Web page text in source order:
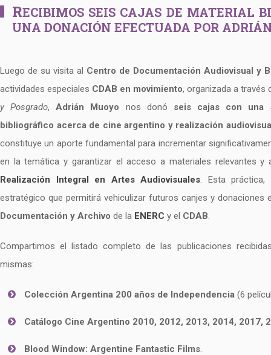
RECIBIMOS SEIS CAJAS DE MATERIAL
UNA DONACIÓN EFECTUADA POR
Luego de su visita al Centro de Documentación Audiovisual y
actividades especiales CDAB en movimiento, organizada a través
y Posgrado,Adrián Muoyo nos donó seis cajas con una
bibliográfico acerca de cine argentino y realización
constituye un aporte fundamental para incrementar
en la temática y garantizar el acceso a materiales relevantes y
Realización Integral en Artes Audiovisuales. Esta práctica,
estratégico que permitirá vehiculizar futuros canjes y donaciones
Documentación y Archivo de la ENERC y el CDAB.
Compartimos el listado completo de las publicaciones
mismas:
Colección Argentina 200 años de Independencia (6
Catálogo Cine Argentino 2010, 2012, 2013, 2014, 2017,
Blood Window: Argentine Fantastic Films.